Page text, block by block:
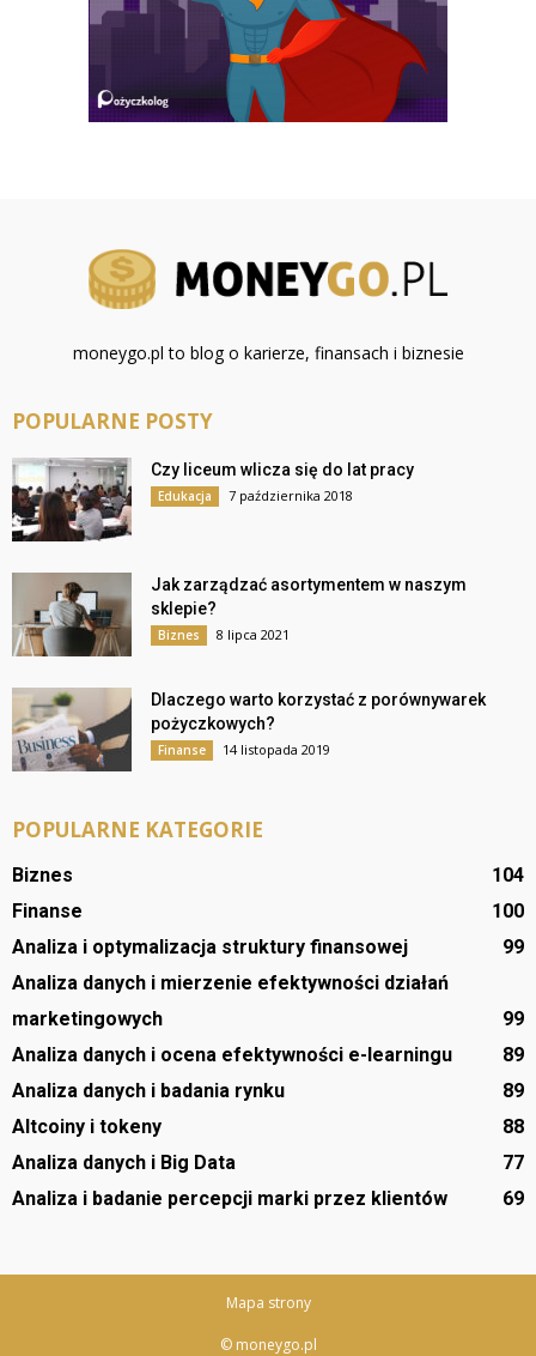
moneygo.pl to blog o karierze, finansach i biznesie
POPULARNE POSTY
Czy liceum wlicza się do lat pracy
Edukacja 7 października 2018
Jak zarządzać asortymentem w naszym
sklepie?
Biznes 8 lipca 2021
Dlaczego warto korzystać z porównywarek
pożyczkowych?
Finanse 14 listopada 2019
POPULARNE KATEGORIE
Biznes
104
Finanse
100
Analiza i optymalizacja struktury finansowej
99
Analiza danych i mierzenie efektywności działań
marketingowych
99
Analiza danych i ocena efektywności e-learningu
89
Analiza danych i badania rynku
89
Altcoiny i tokeny
88
Analiza danych i Big Data
77
Analiza i badanie percepcji marki przez klientów
69
Mapa strony
© moneygo.pl